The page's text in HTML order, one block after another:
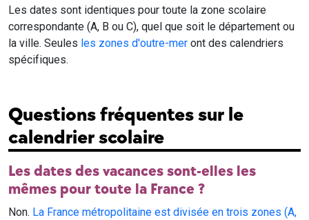
Les dates sont identiques pour toute la zone scolaire
correspondante (A, B ou C), quel que soit le département ou
la ville. Seules les zones d'outre-mer ont des calendriers
spécifiques.
Questions fréquentes sur le
calendrier scolaire
Les dates des vacances sont-elles les
mêmes pour toute la France ?
Non. La France métropolitaine est divisée en trois zones (A,